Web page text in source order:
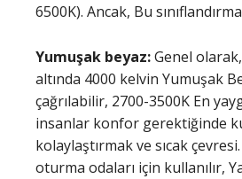
6500K). Ancak, Bu
Yumuşak beyaz:Genel olarak,
altında 4000 kelvin Yumuşak
çağrılabilir, 2700-3500K En
insanlar konfor gerektiğinde
kolaylaştırmak ve sıcak
oturma odaları için kullanılır,